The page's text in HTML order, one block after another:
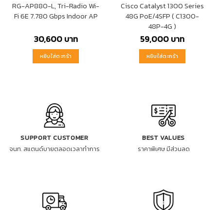
RG-AP880-L, Tri-Radio Wi-
Fi 6E 7.780 Gbps Indoor AP
30,600บาท
หยิบใส่ตะกร้า
Cisco Catalyst 1300 Series
48G PoE/4SFP ( C1300-
48P-4G )
59,000บาท
หยิบใส่ตะกร้า
SUPPORT CUSTOMER
จนท. สแตนด์บายตลอดเวลาทำการ
BEST VALUES
ราคาพิเศษ มีส่วนลด